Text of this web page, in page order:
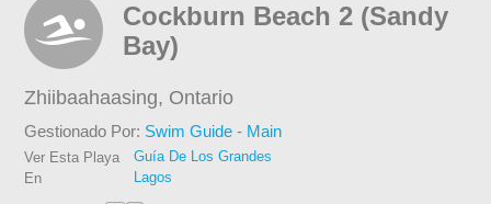
Cockburn Beach 2 (Sandy
Bay)
Zhiibaahaasing, Ontario
Gestionado Por: Swim Guide - Main
Ver Esta Playa
En
Guía De Los Grandes
Lagos